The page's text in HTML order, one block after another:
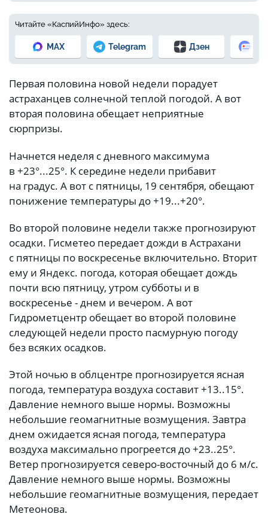
Читайте «КаспийИнфо» здесь:
MAX Telegram Дзен
Первая половина новой недели порадует
астраханцев солнечной теплой погодой. А вот
вторая половина обещает неприятные
сюрпризы.
Начнется неделя с дневного максимума
в +23°...25°. К середине недели прибавит
на градус. А вот с пятницы, 19 сентября, обещают
понижение температуры до +19...+20°.
Во второй половине недели также прогнозируют
осадки. Гисметео передает дожди в Астрахани
с пятницы по воскресенье включительно. Вторит
ему и Яндекс. погода, которая обещает дождь
почти всю пятницу, утром субботы и в
воскресенье - днем и вечером. А вот
Гидрометцентр обещает во второй половине
следующей недели просто пасмурную погоду
без всяких осадков.
Этой ночью в облцентре прогнозируется ясная
погода, температура воздуха составит +13..15°.
Давление немного выше нормы. Возможны
небольшие геомагнитные возмущения. Завтра
днем ожидается ясная погода, температура
воздуха максимально прогреется до +23..25°.
Ветер прогнозируется северо-восточный до 6 м/с.
Давление немного выше нормы. Возможны
небольшие геомагнитные возмущения, передает
Метеонова.